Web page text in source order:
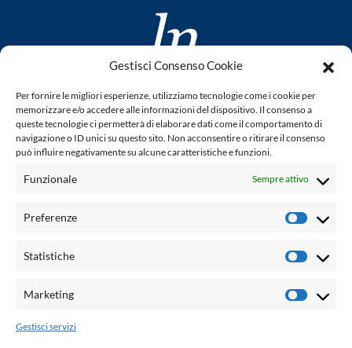
Gestisci Consenso Cookie
Per fornire le migliori esperienze, utilizziamo tecnologie come i cookie per
memorizzare e/o accedere alle informazioni del dispositivo. Il consenso a
queste tecnologie ci permetterà di elaborare dati come il comportamento di
navigazione o ID unici su questo sito. Non acconsentire o ritirare il consenso
può influire negativamente su alcune caratteristiche e funzioni.
Funzionale Sempre attivo
Preferenze
Statistiche
Marketing
Gestisci servizi
www.laletteraturaenoi.it
fondato da Romano Luperini
Questo blog non rappresenta una testata giornalistica in
quanto viene aggiornato senza alcuna periodicità. Non può
legge n° 62 del 7.03.2001. L'autore non è responsabile per
email: